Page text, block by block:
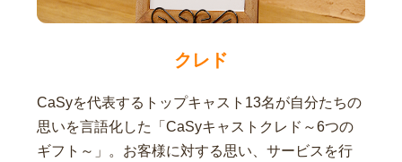
クレド
CaSyを代表するトップキャスト13名が自分たちの
思いを言語化した「CaSyキャストクレド～6つの
ギフト～」。お客様に対する思い、サービスを行